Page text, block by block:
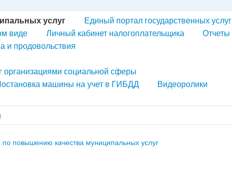
услуг
Единый портал государственных услуг
виде
Личный кабинет налогоплательщика
Отчеты
и продовольствия
организациями социальной сферы
машины на учет в ГИБДД
Видеоролики
по повышению качества муниципальных услуг